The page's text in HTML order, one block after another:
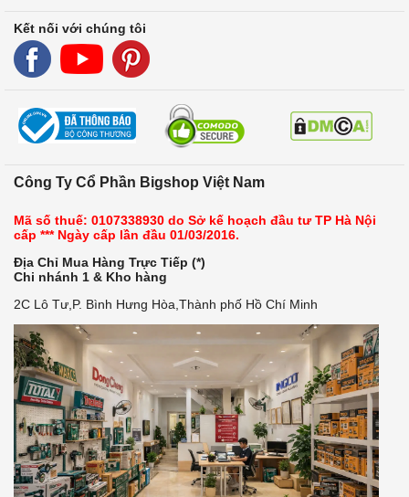
Kết nối với chúng tôi
Công Ty Cổ Phần Bigshop Việt Nam
Mã số thuế: 0107338930 do Sở kế hoạch đầu tư TP Hà Nội
cấp *** Ngày cấp lần đầu 01/03/2016.
Địa Chỉ Mua Hàng Trực Tiếp (*)
Chi nhánh 1 & Kho hàng
2C Lô Tư,P. Bình Hưng Hòa,Thành phố Hồ Chí Minh